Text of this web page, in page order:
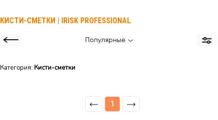
КИСТИ-СМЕТКИ | IRISK PROFESSIONAL
Популярные
Категория: Кисти-сметки
1